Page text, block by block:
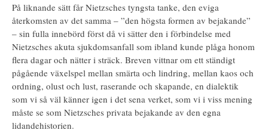
På liknande sätt får Nietzsches tyngsta tanke, den eviga
återkomsten av det samma – ”den högsta formen av bejakande”
– sin fulla innebörd först då vi sätter den i förbindelse med
Nietzsches akuta sjukdomsanfall som ibland kunde plåga honom
flera dagar och nätter i sträck. Breven vittnar om ett ständigt
pågående växelspel mellan smärta och lindring, mellan kaos och
ordning, olust och lust, raserande och skapande, en dialektik
som vi så väl känner igen i det sena verket, som vi i viss mening
måste se som Nietzsches privata bejakande av den egna
lidandehistorien.